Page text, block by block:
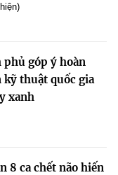
góp ý hoàn
kỹ thuật quốc gia
xanh
8 ca chết não hiến